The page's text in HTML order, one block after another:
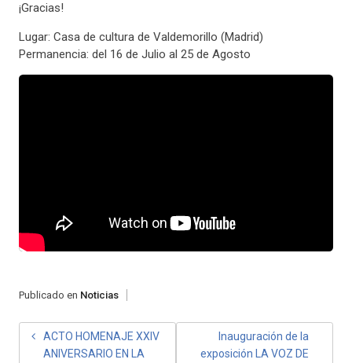
¡Gracias!
Lugar: Casa de cultura de Valdemorillo (Madrid)
Permanencia: del 16 de Julio al 25 de Agosto
Publicado en Noticias
NAVEGACIÓN
ACTO HOMENAJE XXIV
ANIVERSARIO EN LA
Inauguración de la
exposición LA VOZ DE